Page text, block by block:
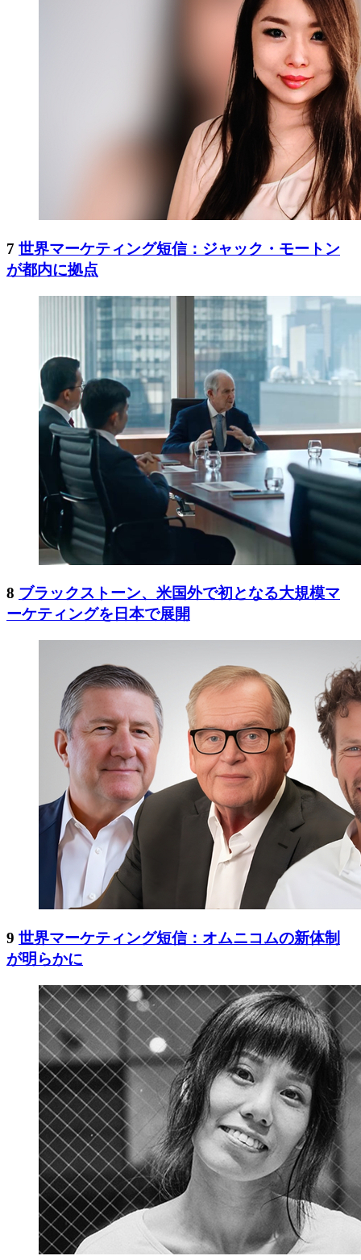
7 世界マーケティング短信：ジャック・モートン
が都内に拠点
8 ブラックストーン、米国外で初となる大規模マ
ーケティングを日本で展開
9 世界マーケティング短信：オムニコムの新体制
が明らかに